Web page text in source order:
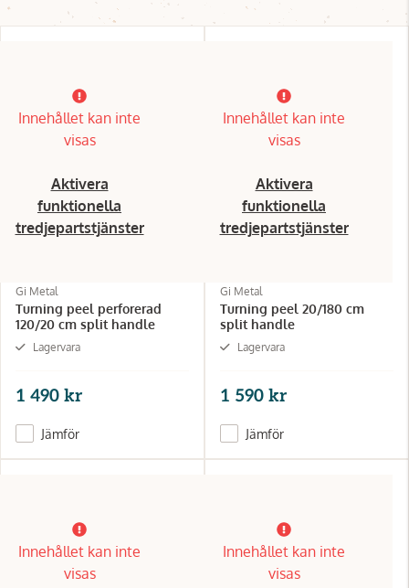
Innehållet kan inte
visas
Aktivera
funktionella
tredjepartstjänster
Gi Metal
Turning peel perforerad
120/20 cm split handle
Lagervara
1 490 kr
Jämför
Innehållet kan inte
visas
Aktivera
funktionella
tredjepartstjänster
Gi Metal
Turning peel 20/180 cm
split handle
Lagervara
1 590 kr
Jämför
Innehållet kan inte
visas
Innehållet kan inte
visas